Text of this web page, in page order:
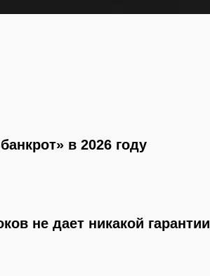
в 2026 году
не дает никакой гарантии